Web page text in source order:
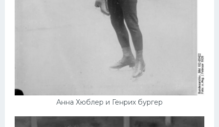
Анна Хюблер и Генрих бургер